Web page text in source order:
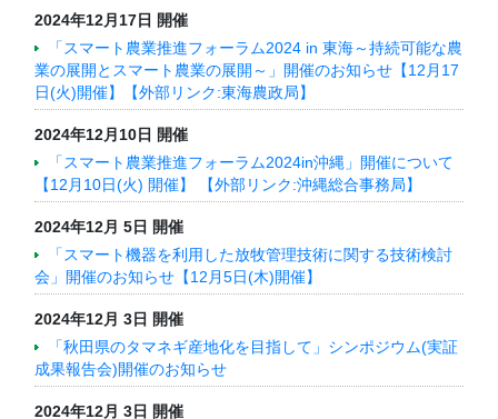
2024年12月17日 開催
「スマート農業推進フォーラム2024 in 東海～持続可能な農
業の展開とスマート農業の展開～」開催のお知らせ【12月17
日(火)開催】【外部リンク:東海農政局】
2024年12月10日 開催
「スマート農業推進フォーラム2024in沖縄」開催について
【12月10日(火) 開催】 【外部リンク:沖縄総合事務局】
2024年12月 5日 開催
「スマート機器を利用した放牧管理技術に関する技術検討
会」開催のお知らせ【12月5日(木)開催】
2024年12月 3日 開催
「秋田県のタマネギ産地化を目指して」シンポジウム(実証
成果報告会)開催のお知らせ
2024年12月 3日 開催